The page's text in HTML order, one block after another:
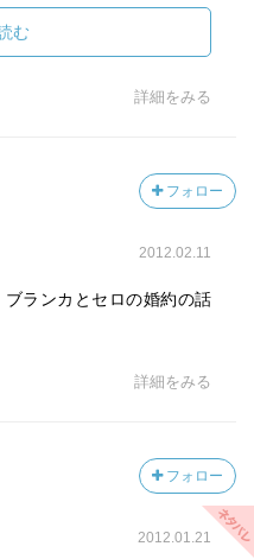
の元に嫁ぐ事になったブラ
お話です。
に、ちょっとマリッジブ
お互いに忠誠を誓うシー
きのお話ですが、セロと
アナとトマスの娘ティア
こなくて、ちょっと寂しい
で出て来ます。アスセー
む
詳細をみる
フォロー
2012.02.11
ランカとセロの婚約の話
詳細をみる
フォロー
2012.01.21